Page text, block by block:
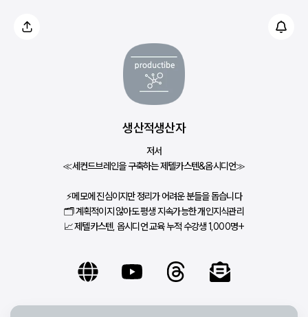
생산적생산자
저서
≪세컨드브레인을 구축하는 제텔카스텐&옵시디언≫
⚡메모에 진심이지만 정리가 어려운 분들을 돕습니다
🗂 계획적이지 않아도 평생 지속가능한 개인지식관리
📈 제텔카스텐, 옵시디언 교육 누적 수강생 1,000명+